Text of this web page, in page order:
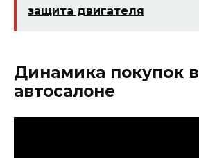
защита двигателя
Динамика покупок в
автосалоне